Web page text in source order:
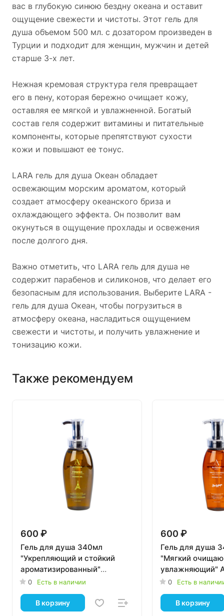
вас в глубокую синюю бездну океана и оставит
ощущение свежести и чистоты. Этот гель для
душа объемом 500 мл. с дозатором произведен в
Турции и подходит для женщин, мужчин и детей
старше 3-х лет.
Нежная кремовая структура геля превращает
его в пену, которая бережно очищает кожу,
оставляя ее мягкой и увлажненной. Богатый
состав геля содержит витамины и питательные
компоненты, которые препятствуют сухости
кожи и повышают ее тонус.
LARA гель для душа Океан обладает
освежающим морским ароматом, который
создает атмосферу океанского бриза и
охлаждающего эффекта. Он позволит вам
окунуться в ощущение прохлады и освежения
после долгого дня.
Важно отметить, что LARA гель для душа не
содержит парабенов и силиконов, что делает его
безопасным для использования. Выберите LARA -
гель для душа Океан, чтобы погрузиться в
атмосферу океана, насладиться ощущением
свежести и чистоты, и получить увлажнение и
тонизацию кожи.
Также рекомендуем
600 ₽
Гель для душа 340мл
"Укрепляющий и стойкий
ароматизированный"
ANTABAX 24 шт.
0 Есть в наличии
В корзину
600 ₽
Гель для душа
"Мягкий
увлажняющий"
шт.
0 Есть в
В корзину